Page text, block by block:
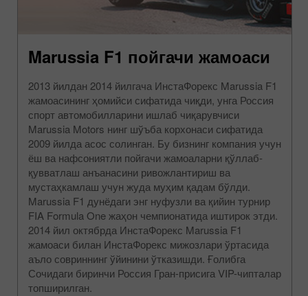
Marussia F1 пойгачи жамоаси
2013 йилдан 2014 йилгача ИнстаФорекс Marussia F1
жамоасининг ҳомийси сифатида чиқди, унга Россия
спорт автомобилларини ишлаб чиқарувчиси
Marussia Motors нинг шўъба корхонаси сифатида
2009 йилда асос солинган. Бу бизнинг компания учун
ёш ва нафсониятли пойгачи жамоаларни қўллаб-
қувватлаш анъанасини ривожлантириш ва
мустаҳкамлаш учун жуда муҳим қадам бўлди.
Marussia F1 дунёдаги энг нуфузли ва қийин турнир
FIA Formula One жаҳон чемпионатида иштирок этди.
2014 йил октябрда ИнстаФорекс Marussia F1
жамоаси билан ИнстаФорекс мижозлари ўртасида
аъло совриннинг ўйинини ўтказишди. Ғолибга
Сочидаги биринчи Россия Гран-присига VIP-чипталар
топширилган.